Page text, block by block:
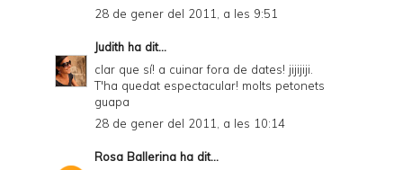
28 de gener del 2011, a les 9:51
Judith ha dit...
clar que sí! a cuinar fora de dates! jijijiji.
T'ha quedat espectacular! molts petonets
guapa
28 de gener del 2011, a les 10:14
Rosa Ballerina ha dit...